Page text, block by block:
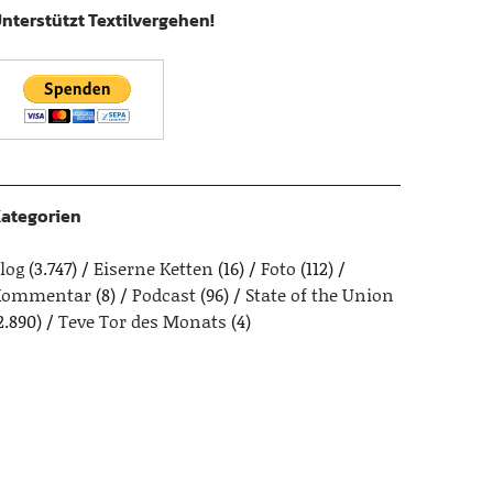
Textilvergehen!
(3.747) Eiserne Ketten (16) Foto (112)
(8) Podcast(96)
State of the Union
Teve Tor des Monats (4)